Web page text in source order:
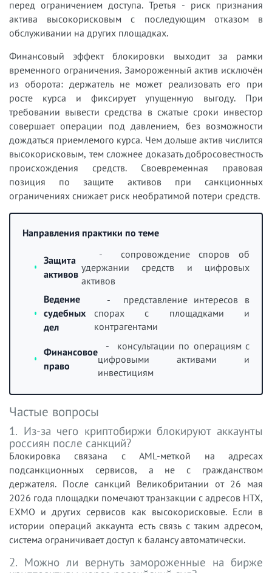
перед ограничением доступа. Третья - риск признания
актива высокорисковым с последующим отказом в
обслуживании на других площадках.
Финансовый эффект блокировки выходит за рамки
временного ограничения. Замороженный актив исключён
из оборота: держатель не может реализовать его при
росте курса и фиксирует упущенную выгоду. При
требовании вывести средства в сжатые сроки инвестор
совершает операции под давлением, без возможности
дождаться приемлемого курса. Чем дольше актив числится
высокорисковым, тем сложнее доказать добросовестность
происхождения средств. Своевременная правовая
позиция по защите активов при санкционных
ограничениях снижает риск необратимой потери средств.
Направления практики по теме
Защита
активов
- сопровождение споров об
удержании средств и цифровых
активов
Ведение
судебных
дел
- представление интересов в
спорах с площадками и
контрагентами
Финансовое
право
- консультации по операциям с
цифровыми активами и
инвестициям
Частые вопросы
1. Из-за чего криптобиржи блокируют аккаунты
россиян после санкций?
Блокировка связана с AML-меткой на адресах
подсанкционных сервисов, а не с гражданством
держателя. После санкций Великобритании от 26 мая
2026 года площадки помечают транзакции с адресов HTX,
EXMO и других сервисов как высокорисковые. Если в
истории операций аккаунта есть связь с таким адресом,
система ограничивает доступ к балансу автоматически.
2. Можно ли вернуть замороженные на бирже